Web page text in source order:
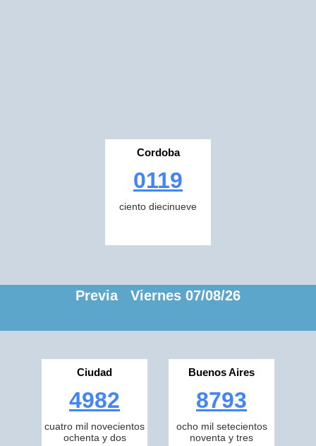
Cordoba
0119
ciento diecinueve
Previa Viernes 07/08/26
Ciudad
4982
cuatro mil novecientos
ochenta y dos
Buenos Aires
8793
ocho mil setecientos
noventa y tres